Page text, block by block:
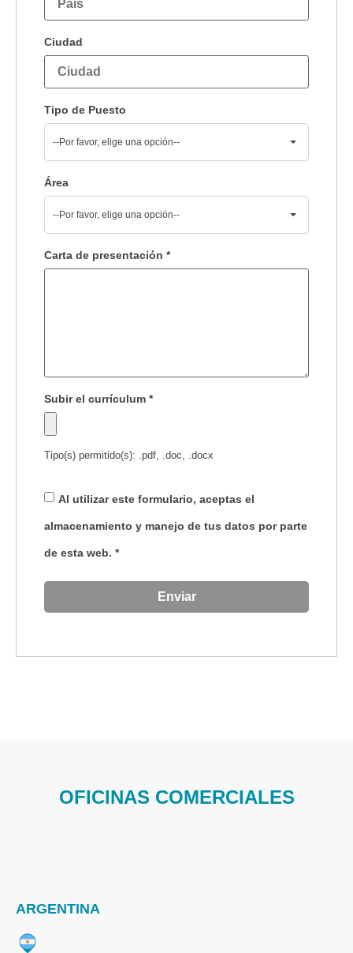
Ciudad
Tipo de Puesto
--Por favor, elige una opción--
Área
--Por favor, elige una opción--
Carta de presentación *
Subir el currículum *
Tipo(s) permitido(s): .pdf, .doc, .docx
Al utilizar este formulario, aceptas el
almacenamiento y manejo de tus datos por parte
de esta web. *
OFICINAS COMERCIALES
ARGENTINA